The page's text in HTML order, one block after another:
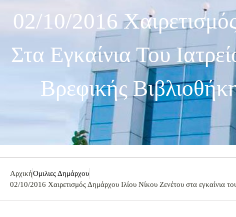
02/10/2016
Στα Εγκαίνια Του
Βρεφικής
ΑρχικήΟμιλιες Δημάρχου
02/10/2016 Χαιρετισμός Δημάρχου Ιλίου Νίκου Ζενέτου στα εγκαίνια